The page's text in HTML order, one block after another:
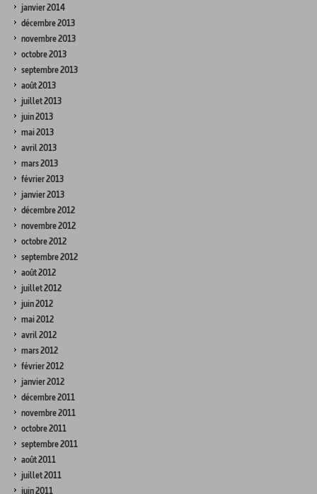
janvier 2014
décembre 2013
novembre 2013
octobre 2013
septembre 2013
août 2013
juillet 2013
juin 2013
mai 2013
avril 2013
mars 2013
février 2013
janvier 2013
décembre 2012
novembre 2012
octobre 2012
septembre 2012
août 2012
juillet 2012
juin 2012
mai 2012
avril 2012
mars 2012
février 2012
janvier 2012
décembre 2011
novembre 2011
octobre 2011
septembre 2011
août 2011
juillet 2011
juin 2011